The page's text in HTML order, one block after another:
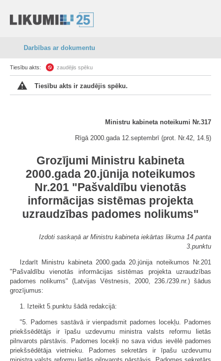
Darbības ar dokumentu
Tiesību akts: zaudējis spēku
Tiesību akts ir zaudējis spēku.
Ministru kabineta noteikumi Nr.317
Rīgā 2000.gada 12.septembrī (prot. Nr.42, 14.§)
Grozījumi Ministru kabineta
2000.gada 20.jūnija noteikumos
Nr.201 "Pašvaldību vienotās
informācijas sistēmas projekta
uzraudzības padomes nolikums"
Izdoti saskaņā ar Ministru kabineta iekārtas likuma 14.panta
3.punktu
Izdarīt Ministru kabineta 2000.gada 20.jūnija noteikumos Nr.201
"Pašvaldību vienotās informācijas sistēmas projekta uzraudzības
padomes nolikums" (Latvijas Vēstnesis, 2000, 236./239.nr.) šādus
grozījumus:
1. Izteikt 5.punktu šādā redakcijā:
"5. Padomes sastāvā ir vienpadsmit padomes locekļu. Padomes
priekšsēdētājs ir īpašu uzdevumu ministra valsts reformu lietās
pilnvarots pārstāvis. Padomes locekļi no sava vidus ievēlē padomes
priekšsēdētāja vietnieku. Padomes sekretārs ir īpašu uzdevumu